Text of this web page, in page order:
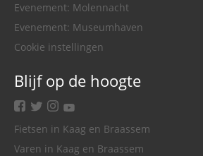
Evenement: Molennacht
Evenement: Museumhaven
Cookie instellingen
Blijf op de hoogte
facebook
twitterinstagram
youtube
Fietsen in Kaag en Braassem
Varen in Kaag en Braassem